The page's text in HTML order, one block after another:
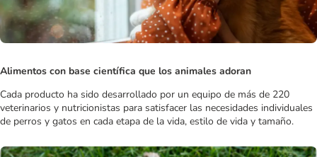
Alimentos con base científica que los animales adoran
Cada producto ha sido desarrollado por un equipo de más de 220
veterinarios y nutricionistas para satisfacer las necesidades individuales
de perros y gatos en cada etapa de la vida, estilo de vida y tamaño.